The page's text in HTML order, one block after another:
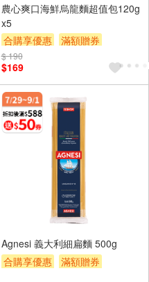
農心爽口海鮮烏龍麵超值包120g
x5
合購享優惠
滿額贈券
贈$200
$ 190
$169
Agnesi 義大利細扁麵 500g
合購享優惠
滿額贈券